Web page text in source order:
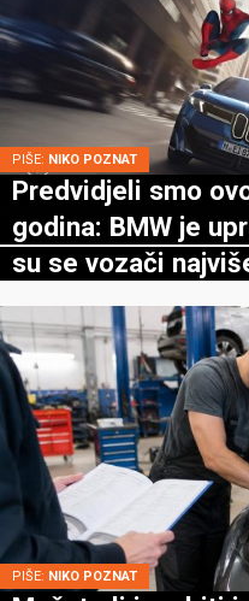
PIŠE: NIKO POZNAT
Predvidjeli smo
godina: BMW je
su se vozači
PIŠE: NIKO POZNAT